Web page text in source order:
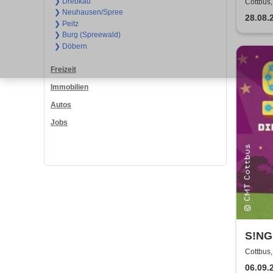
❯ Neuhausen/Spree
❯ Peitz
❯ Burg (Spreewald)
❯ Döbern
Freizeit
Immobilien
Autos
Jobs